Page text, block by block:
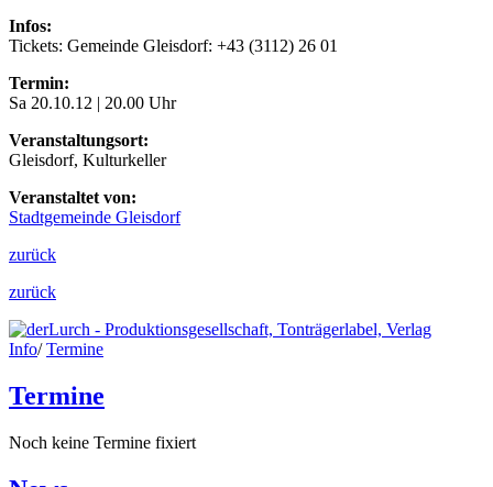
Infos:
Tickets: Gemeinde Gleisdorf: +43 (3112) 26 01
Termin:
Sa 20.10.12 | 20.00 Uhr
Veranstaltungsort:
Gleisdorf, Kulturkeller
Veranstaltet von:
Stadtgemeinde Gleisdorf
zurück
zurück
Info/Termine
Termine
Noch keine Termine fixiert